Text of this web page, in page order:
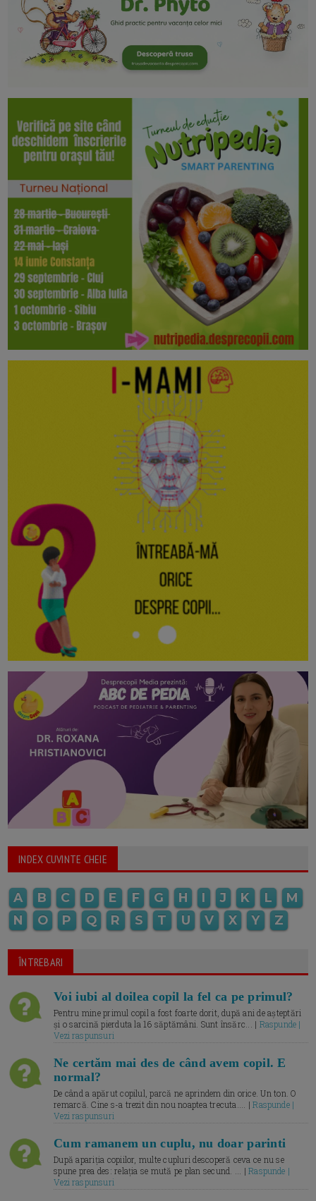
INDEX CUVINTE CHEIE
A B C D E F G H I J K L
M
N
O P Q R S T U V X Y Z
ÎNTREBARI
Voi iubi al doilea copil la fel ca pe primul?
Pentru mine primul copil a fost foarte dorit, după ani de așteptări
și o sarcină pierduta la 16 săptămâni. Sunt însărc... | Raspunde |
Vezi raspunsuri
Ne certăm mai des de când avem copil. E
normal?
De când a apărut copilul, parcă ne aprindem din orice. Un ton. O
remarcă. Cine s-a trezit din nou noaptea trecuta.... |Raspunde |
Vezi raspunsuri
Cum ramanem un cuplu, nu doar parinti
După apariția copiilor, multe cupluri descoperă ceva ce nu se
spune prea des: relația se mută pe plan secund. ... |Raspunde |
Vezi raspunsuri